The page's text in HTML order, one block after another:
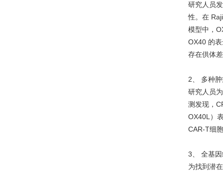
研究人员
性。在
模型中，
OX40 的
存在供体
2、 多种
研究人员
测发现，
OX40L）
CAR-T细
3、 全基
为找到潜